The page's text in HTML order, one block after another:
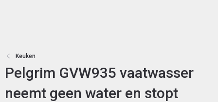
Keuken
Pelgrim GVW935 vaatwasser
neemt geen water en stopt